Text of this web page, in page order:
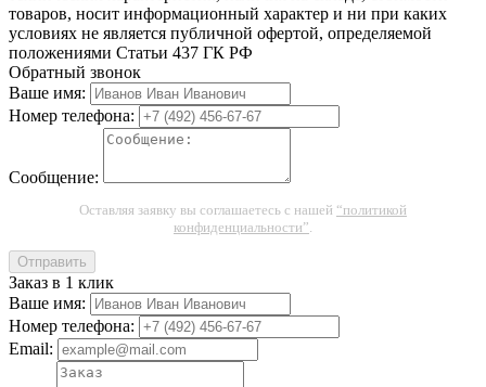
товаров, носит информационный характер и ни при каких
условиях не является публичной офертой, определяемой
положениями Статьи 437 ГК РФ
Обратный звонок
Ваше имя:
Номер телефона:
Сообщение:
Оставляя заявку вы соглашаетесь с нашей “политикой
конфиденциальности”
Отправить
Заказ в 1 клик
Ваше имя:
Номер телефона:
Email: